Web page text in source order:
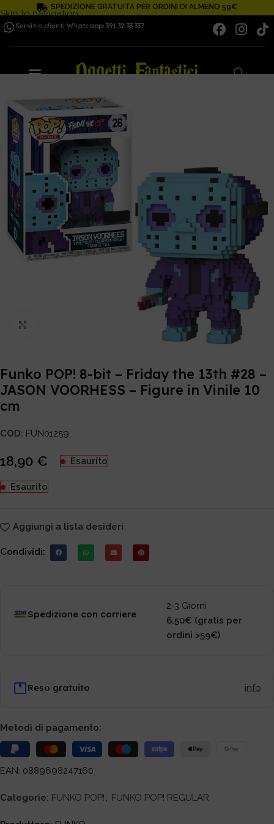
Skip to navigation
Skip to main content
SPEDIZIONE GRATUITA PER ORDINI DI ALMENO 59€
Servizio clienti Whatsapp: 391 32 33 337
Funko POP! 8-bit – Friday the 13th #28 –
JASON VOORHESS – Figure in Vinile 10
cm
COD: FUN01259
18,90 € Esaurito
Esaurito
Aggiungi a lista desideri
Condividi:
Spedizione con corriere
2-3 Giorni
6,50€ (gratis per
ordini >59€)
Reso gratuito info
Metodi di pagamento:
EAN: 0889698247160
Categorie: FUNKO POP! , FUNKO POP! REGULAR